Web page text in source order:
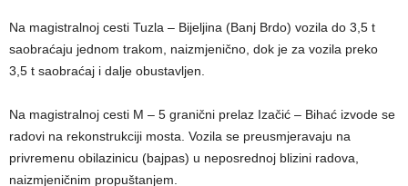
Na magistralnoj cesti Tuzla – Bijeljina (Banj Brdo) vozila do 3,5 t
saobraćaju jednom trakom, naizmjenično, dok je za vozila preko
3,5 t saobraćaj i dalje obustavljen.
Na magistralnoj cesti M – 5 granični prelaz Izačić – Bihać izvode se
radovi na rekonstrukciji mosta. Vozila se preusmjeravaju na
privremenu obilazinicu (bajpas) u neposrednoj blizini radova,
naizmjeničnim propuštanjem.